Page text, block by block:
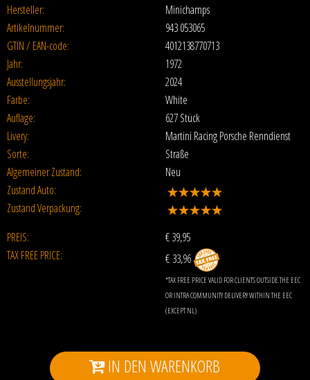
Hersteller:
Minichamps
Artikelnummer:
943 053065
GTIN / EAN-code:
4012138770713
Jahr:
1972
Ausstellungsjahr:
2024
Farbe:
White
Auflage:
627 Stück
Livery:
Martini Racing Porsche Renndienst
Sorte:
Straße
Algemeiner Zustand:
Neu
Zustand Auto:
Zustand Verpackung:
PREIS:
€39,95
TAX FREE PRICE:
€ 33,96
*TAX FREE PRICE VALID FOR CLIENTS OUTSIDE THE EEC
OR INTRA COMMUNITY DELIVERY WITHIN THE EEC
(EXCEPT NL)
IN DEN WARENKORB